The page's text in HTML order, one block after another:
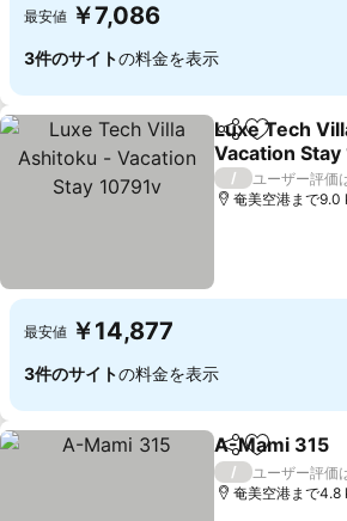
最安値 ￥7,086
3件のサイトの料金を表示
シェアお気に入
Luxe Tech
Vacation Stay
/
ユーザー評価
奄美空港まで9.0
最安値 ￥14,877
3件のサイトの料金を表示
シェアお気に入
A-Mami 315
/
ユーザー評価
奄美空港まで4.8